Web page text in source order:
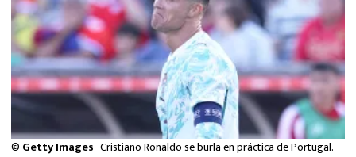
BOXEO
LIGA MX
NFL
© Getty Images Cristiano Ronaldo se burla en práctica de Portugal.